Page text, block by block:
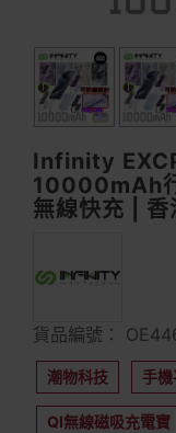
Infinity
10000mAh
無線快充 |
貨品編號：
潮物科技 手
QI無線磁吸充電寶